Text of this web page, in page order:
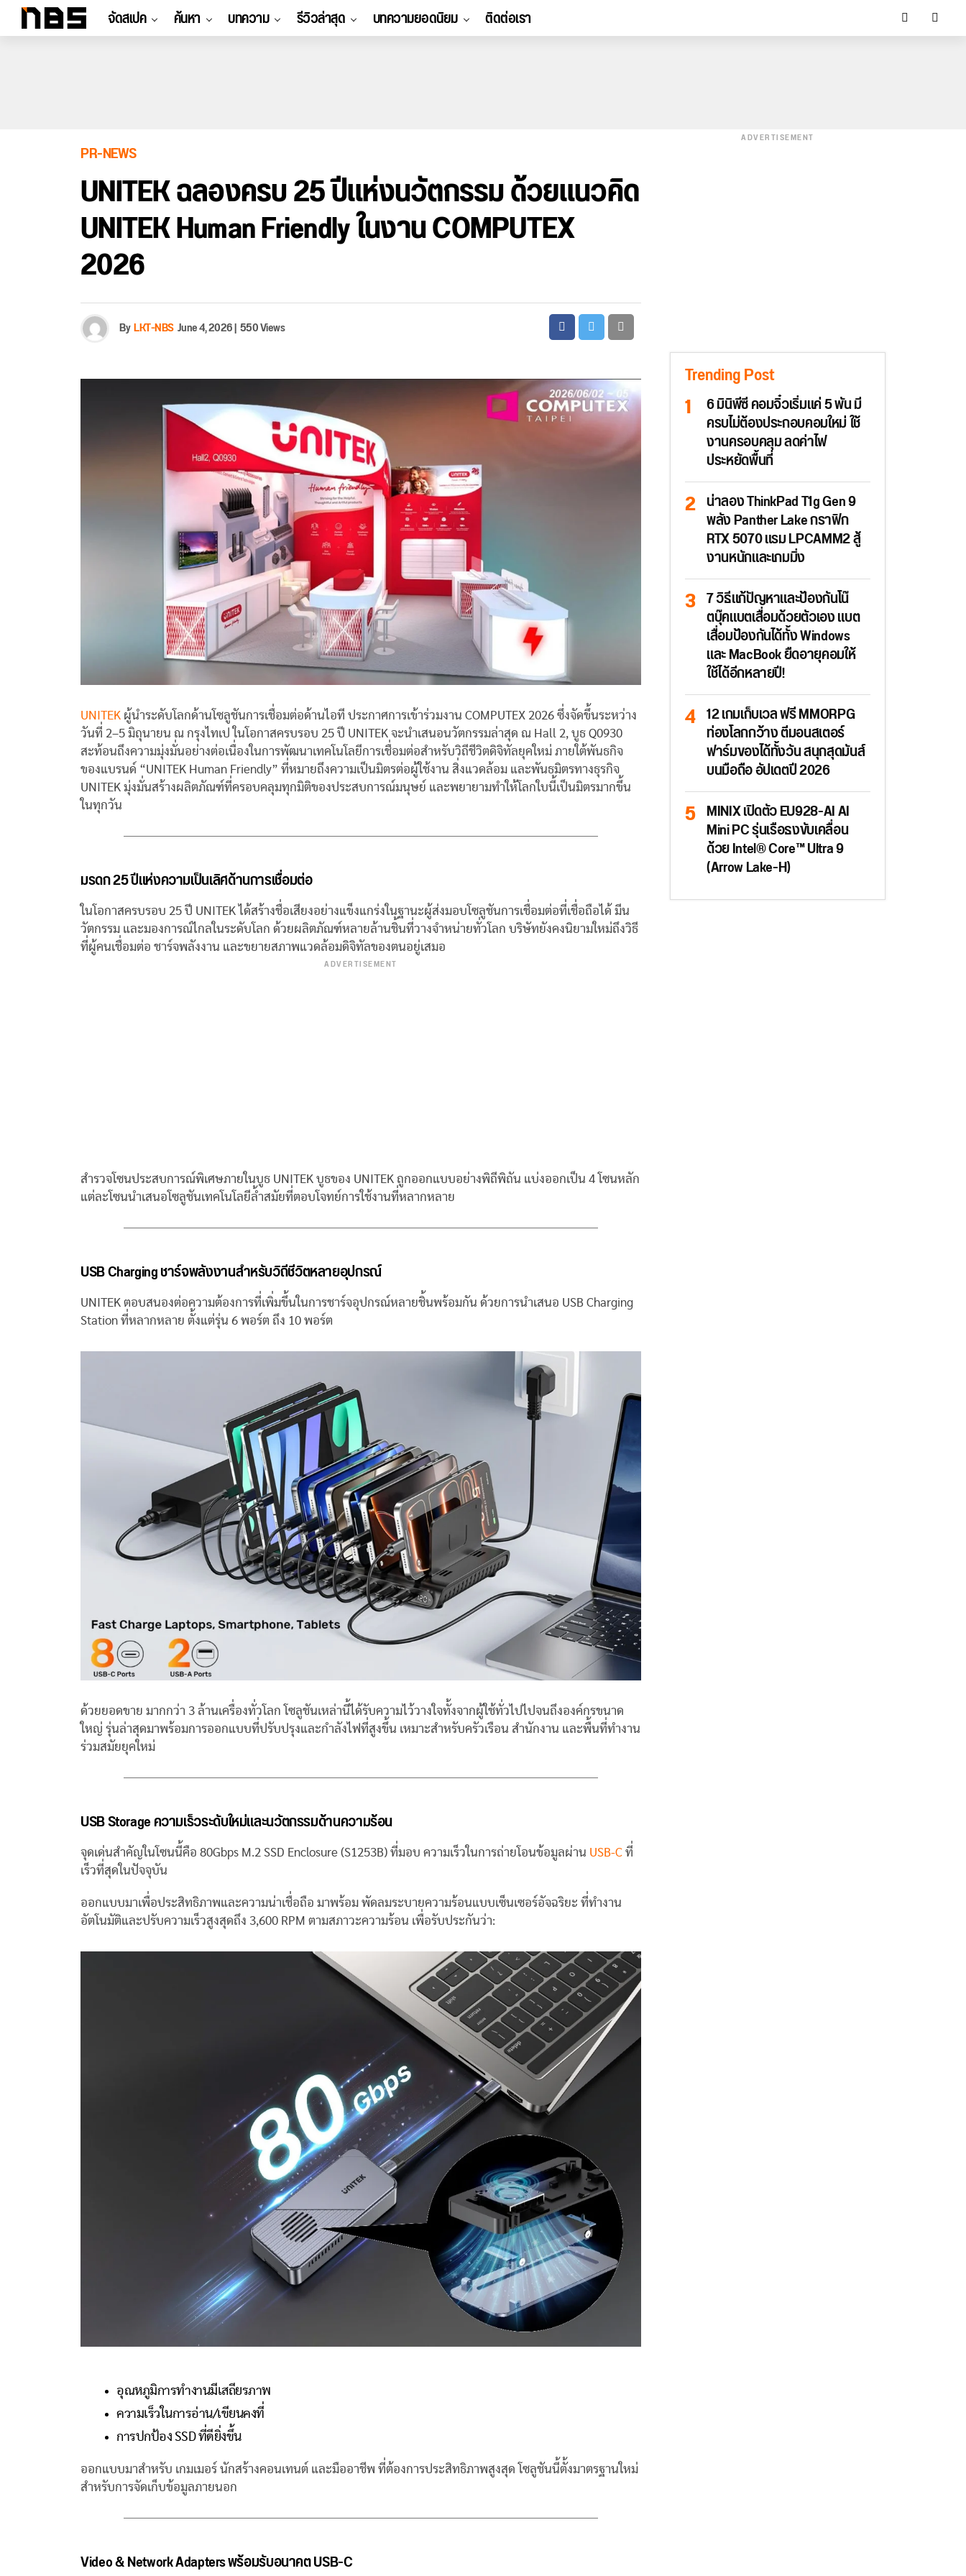
จัดสเปค ค้นหา บทความ รีวิวล่าสุด บทความยอดนิยม ติดต่อเรา
PR-NEWS
UNITEK ฉลองครบ 25 ปีแห่งนวัตกรรม ด้วยแนวคิด
UNITEK Human Friendly ในงาน COMPUTEX
2026
ByLKT-NBSJune 4, 2026|550 Views
UNITEK ผู้นำระดับโลกด้านโซลูชันการเชื่อมต่อด้านไอที ประกาศการเข้าร่วมงาน COMPUTEX 2026 ซึ่งจัดขึ้นระหว่าง
วันที่ 2–5 มิถุนายน ณ กรุงไทเป ในโอกาสครบรอบ 25 ปี UNITEK จะนำเสนอนวัตกรรมล่าสุด ณ Hall 2, บูธ Q0930
สะท้อนถึงความมุ่งมั่นอย่างต่อเนื่องในการพัฒนาเทคโนโลยีการเชื่อมต่อสำหรับวิถีชีวิตดิจิทัลยุคใหม่ ภายใต้พันธกิจ
ของแบรนด์ “UNITEK Human Friendly” ที่หมายถึงความเป็นมิตรต่อผู้ใช้งาน สิ่งแวดล้อม และพันธมิตรทางธุรกิจ
UNITEK มุ่งมั่นสร้างผลิตภัณฑ์ที่ครอบคลุมทุกมิติของประสบการณ์มนุษย์ และพยายามทำให้โลกใบนี้เป็นมิตรมากขึ้น
ในทุกวัน
มรดก 25 ปีแห่งความเป็นเลิศด้านการเชื่อมต่อ
ในโอกาสครบรอบ 25 ปี UNITEK ได้สร้างชื่อเสียงอย่างแข็งแกร่งในฐานะผู้ส่งมอบโซลูชันการเชื่อมต่อที่เชื่อถือได้ มีน
วัตกรรม และมองการณ์ไกลในระดับโลก ด้วยผลิตภัณฑ์หลายล้านชิ้นที่วางจำหน่ายทั่วโลก บริษัทยังคงนิยามใหม่ถึงวิธี
ที่ผู้คนเชื่อมต่อ ชาร์จพลังงาน และขยายสภาพแวดล้อมดิจิทัลของตนอยู่เสมอ
ADVERTISEMENT
สำรวจโซนประสบการณ์พิเศษภายในบูธ UNITEK บูธของ UNITEK ถูกออกแบบอย่างพิถีพิถัน แบ่งออกเป็น 4 โซนหลัก
แต่ละโซนนำเสนอโซลูชันเทคโนโลยีล้ำสมัยที่ตอบโจทย์การใช้งานที่หลากหลาย
USB Charging ชาร์จพลังงานสำหรับวิถีชีวิตหลายอุปกรณ์
UNITEK ตอบสนองต่อความต้องการที่เพิ่มขึ้นในการชาร์จอุปกรณ์หลายชิ้นพร้อมกัน ด้วยการนำเสนอ USB Charging
Station ที่หลากหลาย ตั้งแต่รุ่น 6 พอร์ต ถึง 10 พอร์ต
ด้วยยอดขาย มากกว่า 3 ล้านเครื่องทั่วโลก โซลูชันเหล่านี้ได้รับความไว้วางใจทั้งจากผู้ใช้ทั่วไปไปจนถึงองค์กรขนาด
ใหญ่ รุ่นล่าสุดมาพร้อมการออกแบบที่ปรับปรุงและกำลังไฟที่สูงขึ้น เหมาะสำหรับครัวเรือน สำนักงาน และพื้นที่ทำงาน
ร่วมสมัยยุคใหม่
USB Storage ความเร็วระดับใหม่และนวัตกรรมด้านความร้อน
จุดเด่นสำคัญในโซนนี้คือ 80Gbps M.2 SSD Enclosure (S1253B) ที่มอบ ความเร็วในการถ่ายโอนข้อมูลผ่าน USB-C ที่
เร็วที่สุดในปัจจุบัน
ออกแบบมาเพื่อประสิทธิภาพและความน่าเชื่อถือ มาพร้อม พัดลมระบายความร้อนแบบเซ็นเซอร์อัจฉริยะ ที่ทำงาน
อัตโนมัติและปรับความเร็วสูงสุดถึง 3,600 RPM ตามสภาวะความร้อน เพื่อรับประกันว่า:
อุณหภูมิการทำงานมีเสถียรภาพ
ความเร็วในการอ่าน/เขียนคงที่
การปกป้อง SSD ที่ดียิ่งขึ้น
ออกแบบมาสำหรับ เกมเมอร์ นักสร้างคอนเทนต์ และมืออาชีพ ที่ต้องการประสิทธิภาพสูงสุด โซลูชันนี้ตั้งมาตรฐานใหม่
สำหรับการจัดเก็บข้อมูลภายนอก
Video & Network Adapters พร้อมรับอนาคต USB-C
ADVERTISEMENT
Trending Post
6 มินิพีซี คอมจิ๋วเริ่มแค่ 5 พัน มี
ครบไม่ต้องประกอบคอมใหม่ ใช้
งานครอบคลุม ลดค่าไฟ
ประหยัดพื้นที่
น่าลอง ThinkPad T1g Gen 9
พลัง Panther Lake กราฟิก
RTX 5070 แรม LPCAMM2 สู้
งานหนักและเกมมิ่ง
7 วิธีแก้ปัญหาและป้องกันโน๊
ตบุ๊คแบตเสื่อมด้วยตัวเอง แบต
เสื่อมป้องกันได้ทั้ง Windows
และ MacBook ยืดอายุคอมให้
ใช้ได้อีกหลายปี!
12 เกมเก็บเวล ฟรี MMORPG
ท่องโลกกว้าง ตีมอนสเตอร์
ฟาร์มของได้ทั้งวัน สนุกสุดมันส์
บนมือถือ อัปเดตปี 2026
MINIX เปิดตัว EU928-AI AI
Mini PC รุ่นเรือธงขับเคลื่อน
ด้วย Intel® Core™ Ultra 9
(Arrow Lake-H)